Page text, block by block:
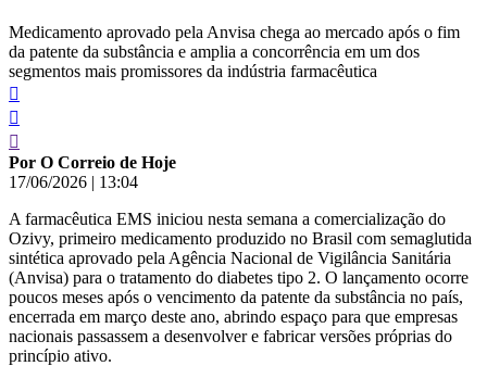
Medicamento aprovado pela Anvisa chega ao mercado após o fim
da patente da substância e amplia a concorrência em um dos
segmentos mais promissores da indústria farmacêutica
Por O Correio de Hoje
17/06/2026 | 13:04
A farmacêutica EMS iniciou nesta semana a comercialização do
Ozivy, primeiro medicamento produzido no Brasil com semaglutida
sintética aprovado pela Agência Nacional de Vigilância Sanitária
(Anvisa) para o tratamento do diabetes tipo 2. O lançamento ocorre
poucos meses após o vencimento da patente da substância no país,
encerrada em março deste ano, abrindo espaço para que empresas
nacionais passassem a desenvolver e fabricar versões próprias do
princípio ativo.